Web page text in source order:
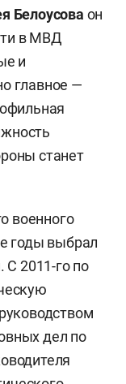
Белоусова он
в МВД
и
главное —
станет
военного
годы выбрал
С 2011-го по
дел по